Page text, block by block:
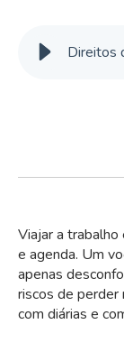
Viajar a
e agenda. Um
apenas
riscos de perder
com diárias e